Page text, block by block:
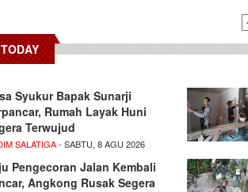
TODAY
Syukur Bapak Sunarji
Rumah Layak Huni
Terwujud
SALATIGA- SABTU, 8 AGU 2026
Pengecoran Jalan Kembali
Angkong Rusak Segera